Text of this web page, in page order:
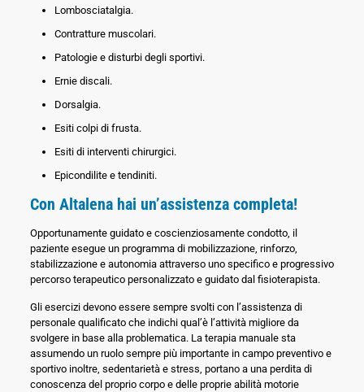
Lombosciatalgia.
Contratture muscolari.
Patologie e disturbi degli sportivi.
Ernie discali.
Dorsalgia.
Esiti colpi di frusta.
Esiti di interventi chirurgici.
Epicondilite e tendiniti.
Con Altalena hai un’assistenza completa!
Opportunamente guidato e coscienziosamente condotto, il
paziente esegue un programma di mobilizzazione, rinforzo,
stabilizzazione e autonomia attraverso uno specifico e progressivo
percorso terapeutico personalizzato e guidato dal fisioterapista.
Gli esercizi devono essere sempre svolti con l’assistenza di
personale qualificato che indichi qual’è l’attività migliore da
svolgere in base alla problematica. La terapia manuale sta
assumendo un ruolo sempre più importante in campo preventivo e
sportivo inoltre, sedentarietà e stress, portano a una perdita di
conoscenza del proprio corpo e delle proprie abilità motorie